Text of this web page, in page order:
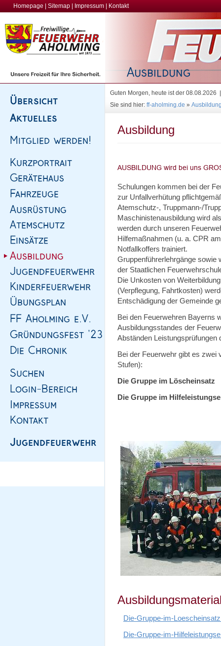
Homepage Sitemap Impressum Kontakt
Guten Morgen, heute ist der
Sie sind hier: ff-aholming.de »
Ausbildung
Schulungen kommen bei der
zur Unfallverhütung
Atemschutz-, Truppmann-/
Maschinistenausbildung wird
werden durch unseren
Hilfemaßnahmen (u. a. CPR
Notfallkoffers trainiert.
Gruppenführerlehrgänge sowie
der Staatlichen
Die Unkosten von
(Verpflegung, Fahrtkosten)
Entschädigung der Gemeinde
Bei den Feuerwehren Bayerns
Ausbildungsstandes der
Abständen Leistungsprüfungen
Bei der Feuerwehr gibt es zwei
Stufen):
Die Gruppe im Löscheinsatz
Die Gruppe im
Die-Gruppe-im-
Die-Gruppe-im-